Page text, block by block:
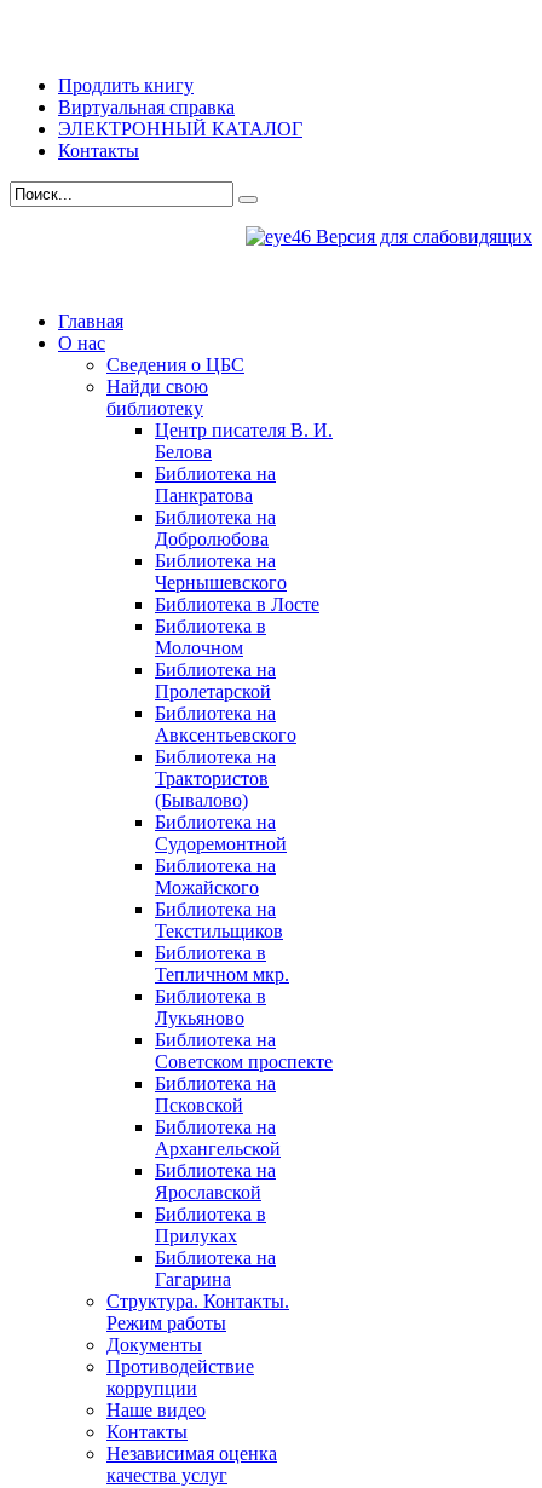
Продлить книгу
Виртуальная справка
ЭЛЕКТРОННЫЙ КАТАЛОГ
Контакты
Версия для слабовидящих
Главная
О нас
Сведения о ЦБС
Найди свою
библиотеку
Центр писателя В. И.
Белова
Библиотека на
Панкратова
Библиотека на
Добролюбова
Библиотека на
Чернышевского
Библиотека в Лосте
Библиотека в
Молочном
Библиотека на
Пролетарской
Библиотека на
Авксентьевского
Библиотека на
Трактористов
(Бывалово)
Библиотека на
Судоремонтной
Библиотека на
Можайского
Библиотека на
Текстильщиков
Библиотека в
Тепличном мкр.
Библиотека в
Лукьяново
Библиотека на
Советском проспекте
Библиотека на
Псковской
Библиотека на
Архангельской
Библиотека на
Ярославской
Библиотека в
Прилуках
Библиотека на
Гагарина
Структура. Контакты.
Режим работы
Документы
Противодействие
коррупции
Наше видео
Контакты
Независимая оценка
качества услуг